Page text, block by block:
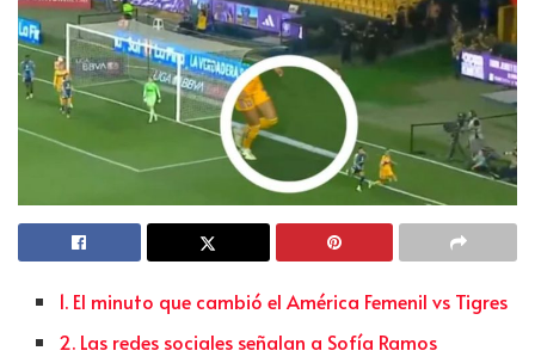
1. El minuto que cambió el América Femenil vs Tigres
2. Las redes sociales señalan a Sofía Ramos